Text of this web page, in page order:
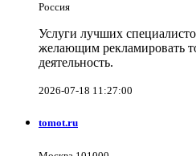
Россия
Услуги лучших
желающим рекламировать
деятельность.
2026-07-18 11:27:00
tomot.ru